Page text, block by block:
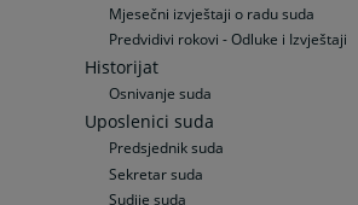
Mjesečni izvještaji o radu suda
Predvidivi rokovi - Odluke i Izvještaji
Historijat
Osnivanje suda
Uposlenici suda
Predsjednik suda
Sekretar suda
Sudije suda